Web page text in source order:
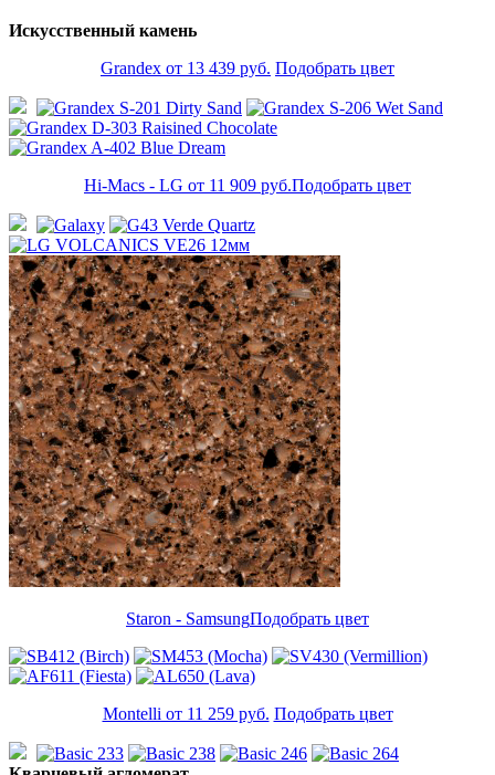
Искусственный камень
Grandex от 13 439 руб. Подобрать цвет
Hi-Macs - LG от 11 909 руб.Подобрать цвет
Staron - SamsungПодобрать цвет
Montelli от 11 259 руб. Подобрать цвет